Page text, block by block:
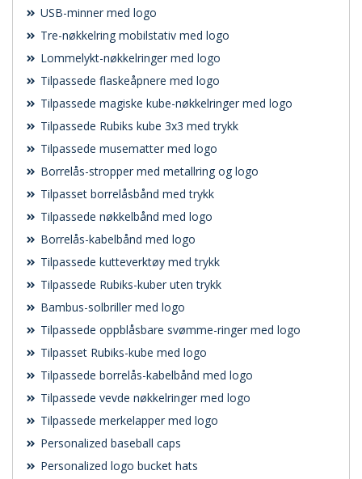
USB-minner med logo
Tre-nøkkelring mobilstativ med logo
Lommelykt-nøkkelringer med logo
Tilpassede flaskeåpnere med logo
Tilpassede magiske kube-nøkkelringer med logo
Tilpassede Rubiks kube 3x3 med trykk
Tilpassede musematter med logo
Borrelås-stropper med metallring og logo
Tilpasset borrelåsbånd med trykk
Tilpassede nøkkelbånd med logo
Borrelås-kabelbånd med logo
Tilpassede kutteverktøy med trykk
Tilpassede Rubiks-kuber uten trykk
Bambus-solbriller med logo
Tilpassede oppblåsbare svømme-ringer med logo
Tilpasset Rubiks-kube med logo
Tilpassede borrelås-kabelbånd med logo
Tilpassede vevde nøkkelringer med logo
Tilpassede merkelapper med logo
Personalized baseball caps
Personalized logo bucket hats